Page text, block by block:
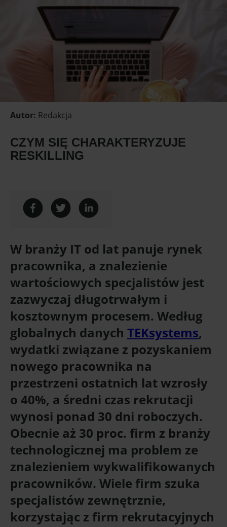
Autor: Redakcja
CZYM SIĘ CHARAKTERYZUJE
RESKILLING
W branży IT od lat panuje rynek
pracownika, a znalezienie
wartościowych specjalistów jest
zazwyczaj długotrwałym i
kosztownym procesem. Według
globalnych danych TEKsystems,
wydatki związane z pozyskaniem
nowego pracownika na
przestrzeni ostatnich lat wzrosły
o 40%, a średni czas rekrutacji
wynosi ponad 30 dni roboczych.
Obecnie aż 30 proc. firm z branży
technologicznej ma problem ze
znalezieniem wykwalifikowanych
pracowników. Wiele firm szuka
specjalistów zewnętrznie,
korzystając z firm rekrutacyjnych